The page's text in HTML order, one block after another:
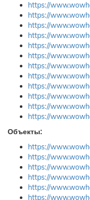
https://
https://
https://
https://
https://
https://
https://
https://
https://
https://
https://
https://
Объекты:
https://
https://
https://
https://
https://
https://